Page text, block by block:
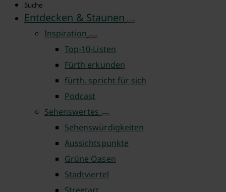
Suche
Entdecken & Staunen
Inspiration
Top-10-Listen
Fürth erkunden
fürth. spricht für sich
Podcast
Sehenswertes
Sehenswürdigkeiten
Aussichtspunkte
Grüne Oasen
Stadtviertel